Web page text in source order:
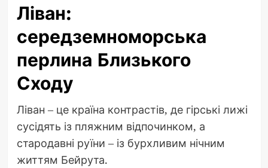
Ліван:
середземноморська
перлина Близького
Сходу
Ліван – це країна контрастів, де гірські лижі
сусідять із пляжним відпочинком, а
стародавні руїни – із бурхливим нічним
життям Бейрута.